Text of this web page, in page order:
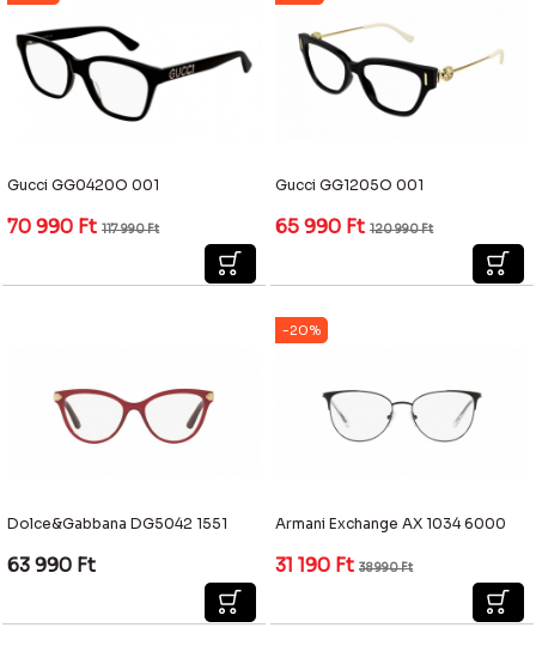
Gucci GG0420O 001
70 990 Ft 117 990Ft
Gucci GG1205O 001
65 990 Ft 120 990Ft
Dolce&Gabbana DG5042 1551
63 990 Ft
-20%
Armani Exchange AX 1034 6000
31 190 Ft 38 990Ft